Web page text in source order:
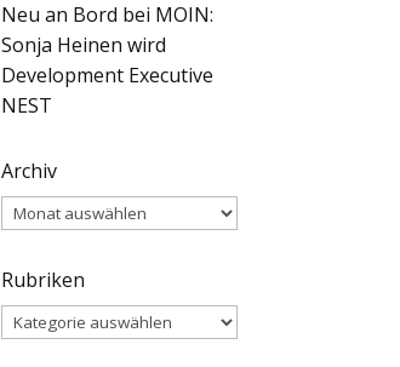
Neu an Bord bei MOIN:
Sonja Heinen wird
Development Executive
NEST
Archiv
Archiv
Rubriken
Rubriken